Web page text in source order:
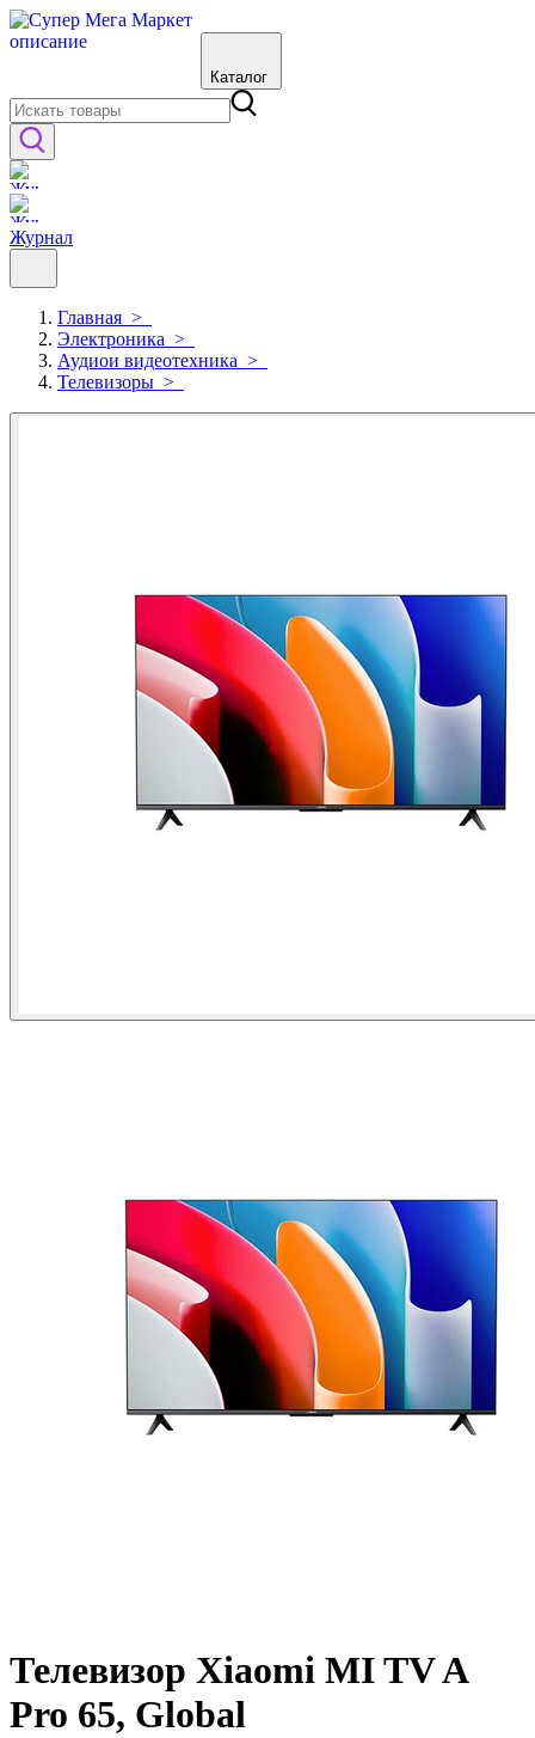
Каталог
Журнал
Главная >
Электроника >
Аудиои видеотехника >
Телевизоры >
Телевизор Xiaomi MI TV A
Pro 65, Global